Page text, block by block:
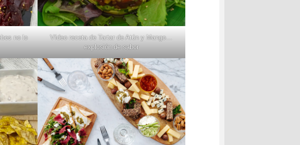
no lo
Vídeo receta de Tartar de Atún y Mango…
explosión de sabor